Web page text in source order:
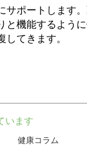
サポートします
と機能するよう
てきます。
います
健康コラム